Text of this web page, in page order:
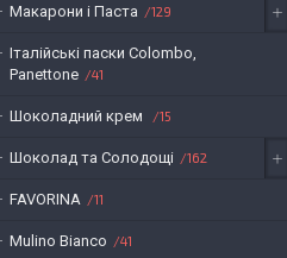
Макарони і Паста 129
Італійські паски Colombo,
Panettone
41
Шоколадний крем 15
Шоколад та Солодощі 162
FAVORINA 11
Mulino Bianco 41